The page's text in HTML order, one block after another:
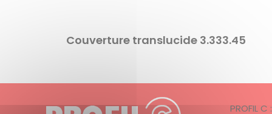
Couverture translucide 3.333.45
PROFIL C :